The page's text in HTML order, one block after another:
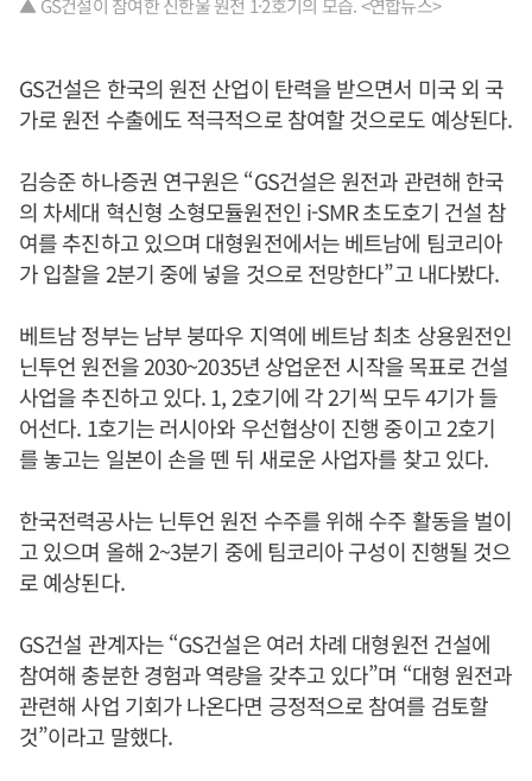
▲ GS건설이 참여한 신한울 원전 1·2호기의 모습. <연합뉴스>
GS건설은 한국의 원전 산업이 탄력을 받으면서 미국 외 국
가로 원전 수출에도 적극적으로 참여할 것으로도 예상된다.
김승준 하나증권 연구원은 “GS건설은 원전과 관련해 한국
의 차세대 혁신형 소형모듈원전인 i-SMR 초도호기 건설 참
여를 추진하고 있으며 대형원전에서는 베트남에 팀코리아
가 입찰을 2분기 중에 넣을 것으로 전망한다”고 내다봤다.
베트남 정부는 남부 붕따우 지역에 베트남 최초 상용원전인
닌투언 원전을 2030~2035년 상업운전 시작을 목표로 건설
사업을 추진하고 있다. 1, 2호기에 각 2기씩 모두 4기가 들
어선다. 1호기는 러시아와 우선협상이 진행 중이고 2호기
를 놓고는 일본이 손을 뗀 뒤 새로운 사업자를 찾고 있다.
한국전력공사는 닌투언 원전 수주를 위해 수주 활동을 벌이
고 있으며 올해 2~3분기 중에 팀코리아 구성이 진행될 것으
로 예상된다.
GS건설 관계자는 “GS건설은 여러 차례 대형원전 건설에
참여해 충분한 경험과 역량을 갖추고 있다”며 “대형 원전과
관련해 사업 기회가 나온다면 긍정적으로 참여를 검토할
것”이라고 말했다.